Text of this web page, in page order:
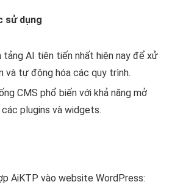
sử dụng
tảng AI tiên tiến nhất hiện nay để xử
và tự động hóa các quy trình.
CMS phổ biến với khả năng mở
plugins và widgets.
AiKTP vào website WordPress: